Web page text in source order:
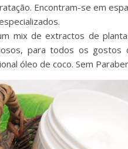
Encontram-se em
mix de extractos de
para todos os gostos
óleo de coco. Sem